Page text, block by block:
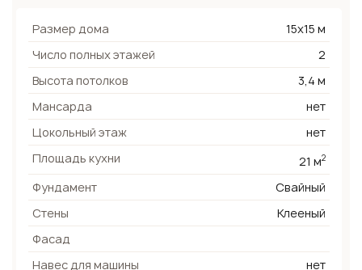
Размер дома
15х15 м
Число полных этажей
2
Высота потолков
3,4 м
Мансарда
нет
Цокольный этаж
нет
Площадь кухни
21 м2
Фундамент
Свайный
Стены
Клееный
Фасад
Навес для машины
нет